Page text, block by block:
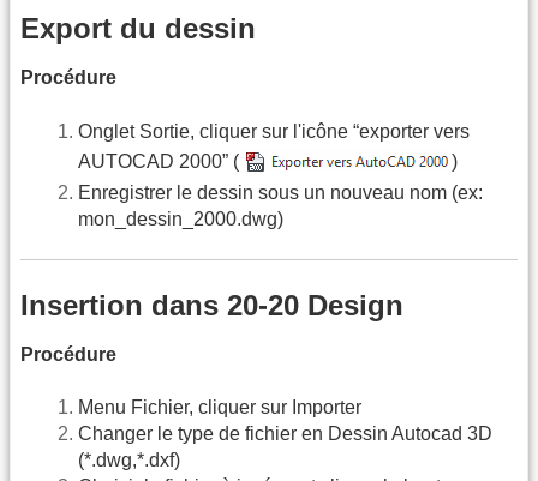
Export du dessin
Procédure
Onglet Sortie, cliquer sur l'icône “exporter vers
AUTOCAD 2000” (
)
Enregistrer le dessin sous un nouveau nom (ex:
mon_dessin_2000.dwg)
Insertion dans 20-20 Design
Procédure
Menu Fichier, cliquer sur Importer
Changer le type de fichier en Dessin Autocad 3D
(*.dwg,*.dxf)